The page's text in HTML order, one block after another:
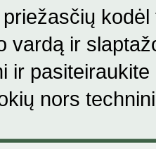
vardą ir
ir
nors